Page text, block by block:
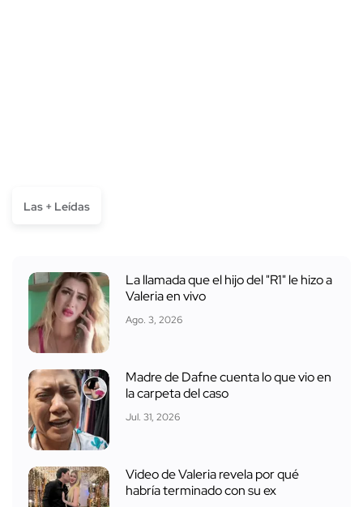
Las + Leídas
La llamada que el hijo del "R1" le hizo a
Valeria en vivo
Ago. 3, 2026
Madre de Dafne cuenta lo que vio en
la carpeta del caso
Jul. 31, 2026
Video de Valeria revela por qué
habría terminado con su ex